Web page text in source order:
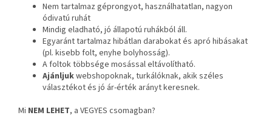
Nem tartalmaz géprongyot, használhatatlan, nagyon
ódivatú ruhát
Mindig eladható, jó állapotú ruhákból áll.
Egyaránt tartalmaz hibátlan darabokat és apró hibásakat
(pl. kisebb folt, enyhe bolyhosság).
A foltok többsége mosással eltávolítható.
Ajánljukwebshopoknak, turkálóknak, akik széles
választékot és jó ár-érték arányt keresnek.
Mi NEM LEHET, a VEGYES csomagban?